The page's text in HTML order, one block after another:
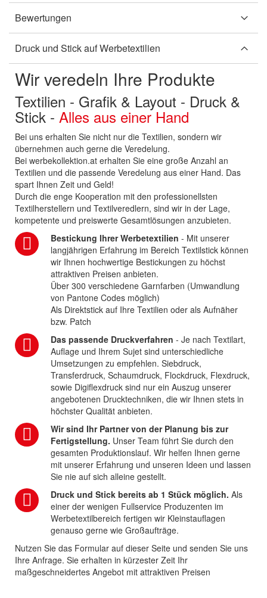
Bewertungen
Druck und Stick auf Werbetextilien
Wir veredeln Ihre Produkte
Textilien - Grafik & Layout - Druck &
Stick - Alles aus einer Hand
Bei uns erhalten Sie nicht nur die Textilien, sondern wir
übernehmen auch gerne die Veredelung.
Bei werbekollektion.at erhalten Sie eine große Anzahl an
Textilien und die passende Veredelung aus einer Hand. Das
spart Ihnen Zeit und Geld!
Durch die enge Kooperation mit den professionellsten
Textilherstellern und Textilveredlern, sind wir in der Lage,
kompetente und preiswerte Gesamtlösungen anzubieten.
Bestickung Ihrer Werbetextilien - Mit unserer
langjährigen Erfahrung im Bereich Textilstick können
wir Ihnen hochwertige Bestickungen zu höchst
attraktiven Preisen anbieten.
Über 300 verschiedene Garnfarben (Umwandlung
von Pantone Codes möglich)
Als Direktstick auf Ihre Textilien oder als Aufnäher
bzw. Patch
Das passende Druckverfahren - Je nach Textilart,
Auflage und Ihrem Sujet sind unterschiedliche
Umsetzungen zu empfehlen. Siebdruck,
Transferdruck, Schaumdruck, Flockdruck, Flexdruck,
sowie Digiflexdruck sind nur ein Auszug unserer
angebotenen Drucktechniken, die wir Ihnen stets in
höchster Qualität anbieten.
Wir sind Ihr Partner von der Planung bis zur
Fertigstellung. Unser Team führt Sie durch den
gesamten Produktionslauf. Wir helfen Ihnen gerne
mit unserer Erfahrung und unseren Ideen und lassen
Sie nie auf sich alleine gestellt.
Druck und Stick bereits ab 1 Stück möglich. Als
einer der wenigen Fullservice Produzenten im
Werbetextilbereich fertigen wir Kleinstauflagen
genauso gerne wie Großaufträge.
Nutzen Sie das Formular auf dieser Seite und senden Sie uns
Ihre Anfrage. Sie erhalten in kürzester Zeit Ihr
maßgeschneidertes Angebot mit attraktiven Preisen